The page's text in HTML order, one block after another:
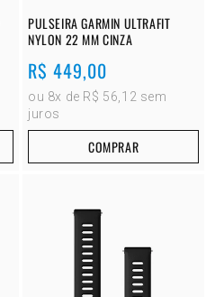
PULSEIRA GARMIN ULTRAFIT
NYLON 22 MM CINZA
Preço
normal
R$ 449,00
ou 8x de R$ 56,12 sem
juros
COMPRAR